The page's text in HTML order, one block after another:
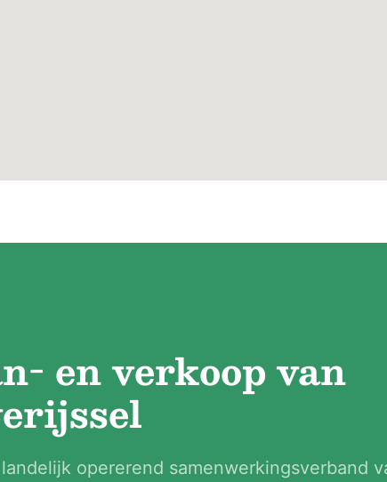
en verkoop van
opererend samenwerkingsverband